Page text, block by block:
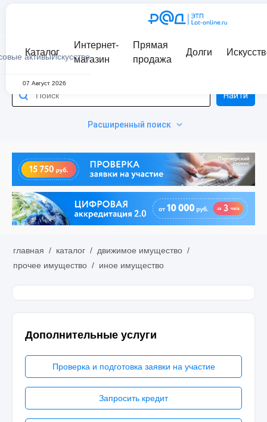
активыИскусство
Каталог
Интернет-
магазин
Прямая
продажа
Долги
07 Август 2026
Расширенный поиск
Найти
главная / каталог / движимое имущество /
прочее имущество / иное имущество
Дополнительные услуги
Проверка и подготовка заявки на участие
Запросить кредит